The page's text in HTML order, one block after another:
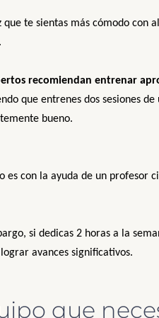
que te sientas más cómodo con
recomiendan entrenar
que entrenes dos sesiones
bueno.
es con la ayuda de un profesor
si dedicas 2 horas a la
avances significativos.
que